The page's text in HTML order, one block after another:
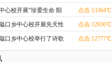
交流会
心校开展“珍爱生命 阳
心理健康教育活动
点击:13364℃
口乡中心校开展先天性
儿筛查进校园活动
点击:12836℃
口乡中心校举行了诗歌
点击:12777℃